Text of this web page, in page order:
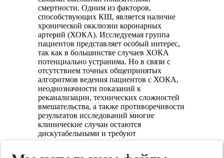
смертности. Одним из факторов,
способствующих КШ, является наличие
хронической окклюзии коронарных
артерий (ХОКА). Исследуемая группа
пациентов представляет особый интерес,
так как в большинстве случаев ХОКА
потенциально устранима. Но в связи с
отсутствием точных общепринятых
алгоритмов ведения пациентов с ХОКА,
неоднозначности показаний к
реканализации, технических сложностей
вмешательства, а также противоречивости
результатов исследований многие
клинические случаи остаются
дискутабельными и требуют